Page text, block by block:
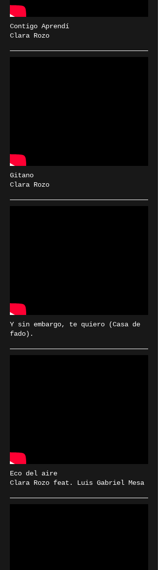
Contigo Aprendí
Clara Rozo
Gitano
Clara Rozo
Y sin embargo, te quiero (Casa de
fado).
Eco del aire
Clara Rozo feat. Luis Gabriel Mesa